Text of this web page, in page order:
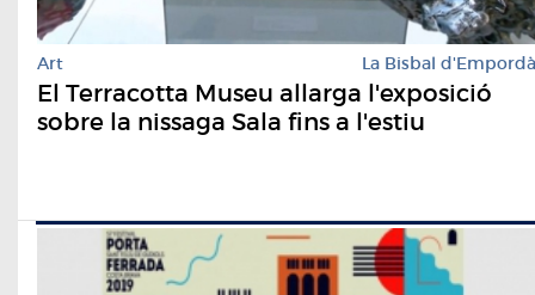
Art La Bisbal d'Empordà
El Terracotta Museu allarga l'exposició
sobre la nissaga Sala fins a l'estiu